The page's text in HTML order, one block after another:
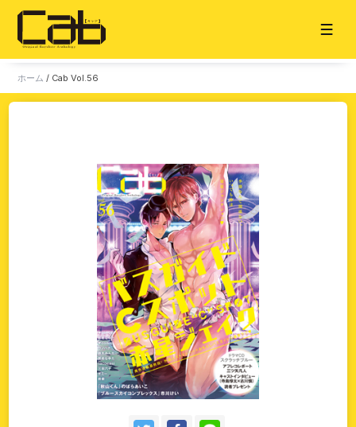
タイトル一覧
販売サイト
電子版
書籍版
グッズ
ご意見・ご感想
お問い合わせ
持ち込み・作品投稿
作家さんへのプレゼント品
ホーム / Cab Vol.56